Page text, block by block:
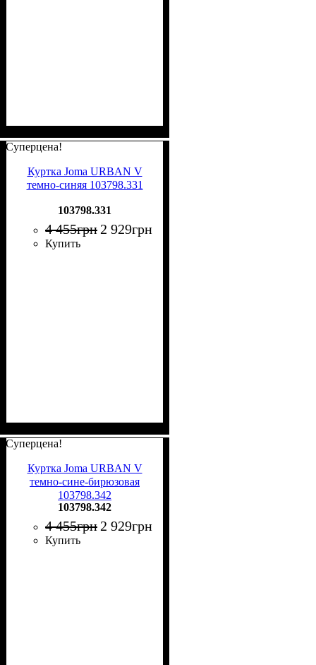
Суперцена!
Куртка Joma URBAN V
темно-синяя 103798.331
103798.331
4 455грн 2 929грн
Купить
Суперцена!
Куртка Joma URBAN V
темно-сине-бирюзовая
103798.342
103798.342
4 455грн 2 929грн
Купить